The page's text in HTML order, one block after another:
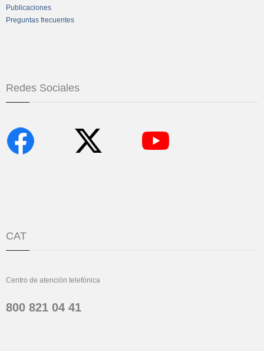
Publicaciones
Preguntas frecuentes
Redes Sociales
CAT
Centro de atención telefónica
800 821 04 41